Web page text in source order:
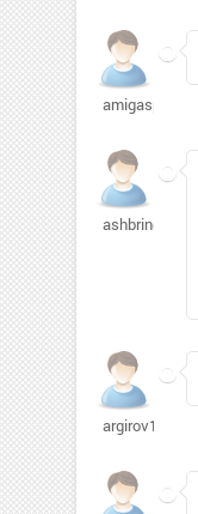
amigaspb926
ashbring8
argirov112